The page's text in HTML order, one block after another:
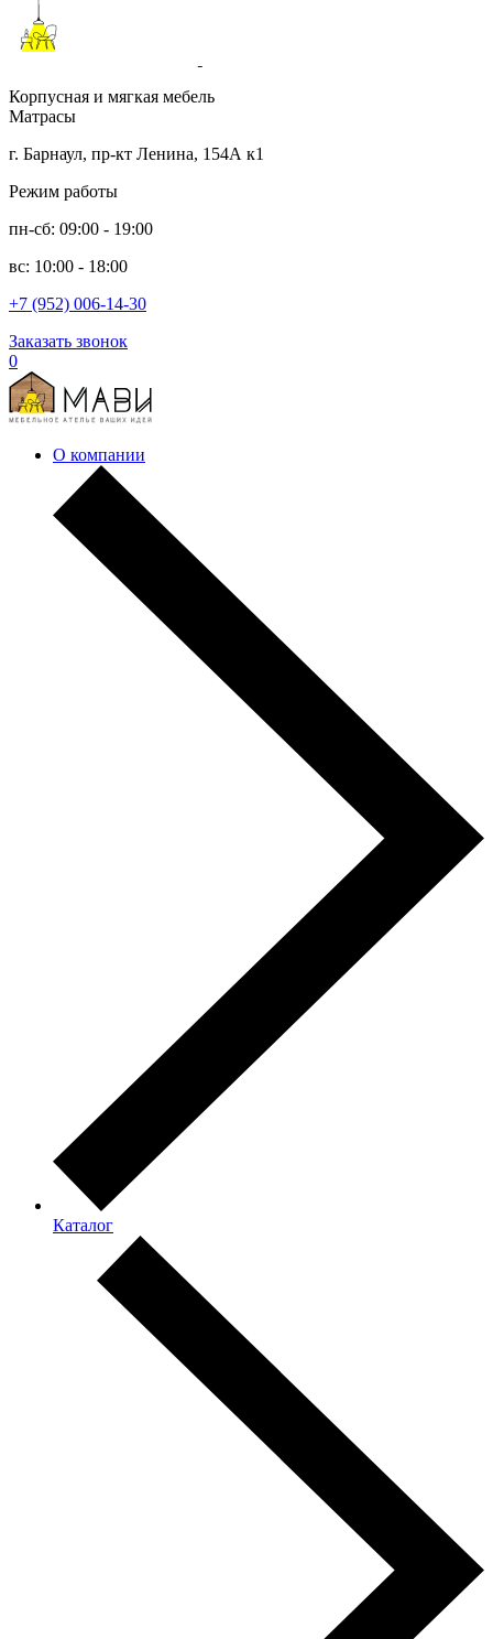
Корпусная и мягкая мебель
Матрасы
г. Барнаул, пр-кт Ленина, 154А к1
Режим работы
пн-сб: 09:00 - 19:00
вс: 10:00 - 18:00
+7 (952) 006-14-30
Заказать звонок
0
О компании
Каталог